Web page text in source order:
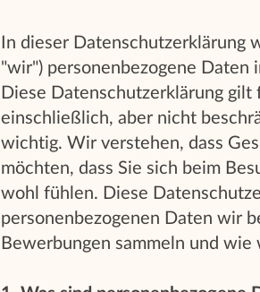
In dieser Datenschutzerklärung
"wir") personenbezogene
Diese Datenschutzerklärung
einschließlich, aber nicht
wichtig. Wir verstehen, dass
möchten, dass Sie sich beim
wohl fühlen. Diese
personenbezogenen Daten wir
Bewerbungen sammeln und wie